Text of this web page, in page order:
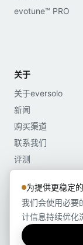
evotune™ PRO
关于
关于eversolo
新闻
购买渠道
联系我们
评测
Copyright©2022-
2021176496号-1
隐私说明
为提供更稳定
我们会使用必要
计信息持续优化